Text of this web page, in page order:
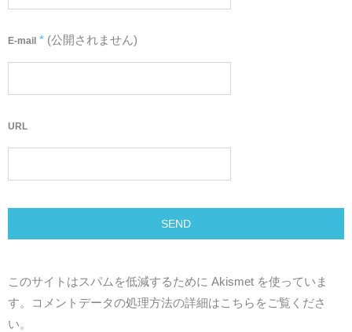
E-mail * (公開されません)
URL
このサイトはスパムを低減するために Akismet を使っていま
す。
コメントデータの処理方法の詳細はこちらをご覧くださ
い。